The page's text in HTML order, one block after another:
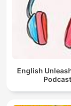
English
Podcast